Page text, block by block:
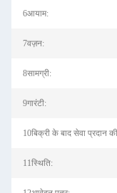
6आयाम:
7वज़न:
8सामग्री:
9गारंटी:
10बिक्री के बाद सेवा प्रदान
11स्थिति: